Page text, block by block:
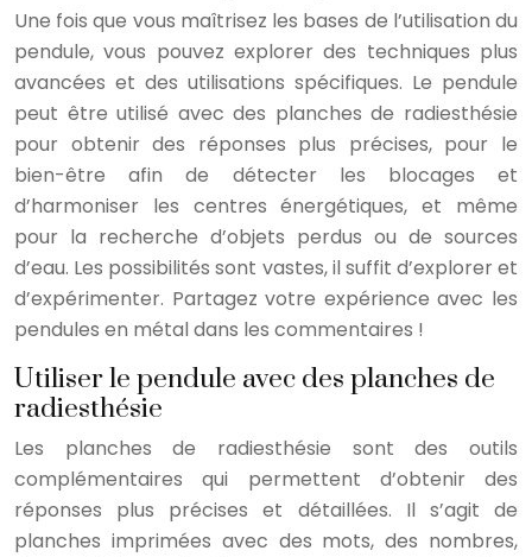
Une fois que vous maîtrisez les bases de l’utilisation du
pendule, vous pouvez explorer des techniques plus
avancées et des utilisations spécifiques. Le pendule
peut être utilisé avec des planches de radiesthésie
pour obtenir des réponses plus précises, pour le
bien-être afin de détecter les blocages et
d’harmoniser les centres énergétiques, et même
pour la recherche d’objets perdus ou de sources
d’eau. Les possibilités sont vastes, il suffit d’explorer et
d’expérimenter. Partagez votre expérience avec les
pendules en métal dans les commentaires !
Utiliser le pendule avec des planches de
radiesthésie
Les planches de radiesthésie sont des outils
complémentaires qui permettent d’obtenir des
réponses plus précises et détaillées. Il s’agit de
planches imprimées avec des mots, des nombres,